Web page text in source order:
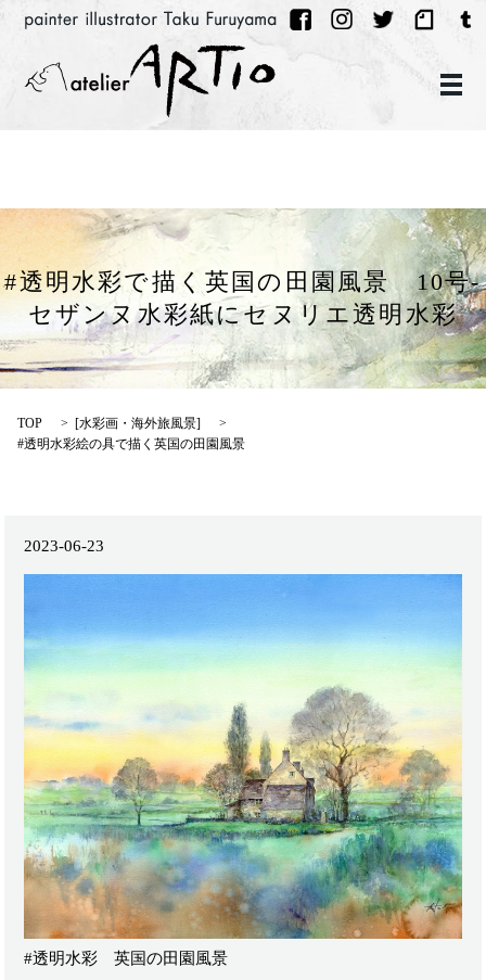
メ
#透明水彩で描く英国の田園風景 10号-
セザンヌ水彩紙にセヌリエ透明水彩
TOP [水彩画・海外旅風景]
#透明水彩絵の具で描く英国の田園風景
2023-06-23
#透明水彩 英国の田園風景